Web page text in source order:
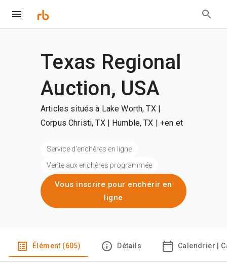
Texas Regional
Auction, USA
Articles situés à Lake Worth, TX |
Corpus Christi, TX | Humble, TX | +en et
Service d'enchères en ligne
Vente aux enchères programmée
Vous inscrire pour enchérir en
ligne
Élément (605) Détails Calendrier |